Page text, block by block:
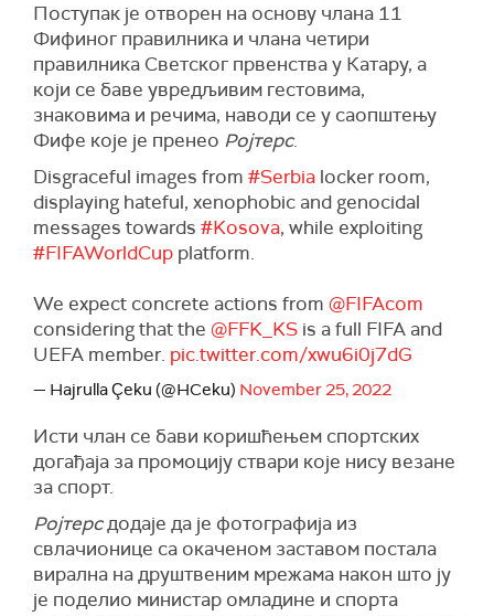
Поступак је отворен на основу члана 11
Фифиног правилника и члана четири
правилника Светског првенства у Катару, а
који се баве увредљивим гестовима,
знаковима и речима, наводи се у саопштењу
Фифе које је пренео Ројтерс.
Disgraceful images from #Serbia locker room,
displaying hateful, xenophobic and genocidal
messages towards #Kosova, while exploiting
#FIFAWorldCup platform.
We expect concrete actions from @FIFAcom
considering that the @FFK_KS is a full FIFA and
UEFA member. pic.twitter.com/xwu6i0j7dG
— Hajrulla Çeku (@HCeku) November 25, 2022
Исти члан се бави коришћењем спортских
догађаја за промоцију ствари које нису везане
за спорт.
Ројтерсдодаје да је фотографија из
свлачионице са окаченом заставом постала
вирална на друштвеним мрежама након што ју
је поделио министар омладине и спорта